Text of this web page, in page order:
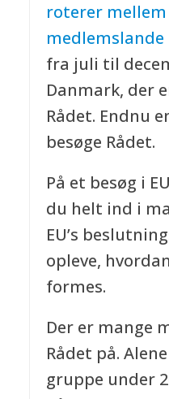
roterer mellem
medlemslande
fra juli til
Danmark, der
Rådet. Endnu
besøge Rådet.
På et besøg i
du helt ind i
EU’s
opleve,
formes.
Der er mange
Rådet på.
gruppe under